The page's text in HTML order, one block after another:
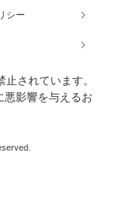
シー
されています。
悪影響を与えるお